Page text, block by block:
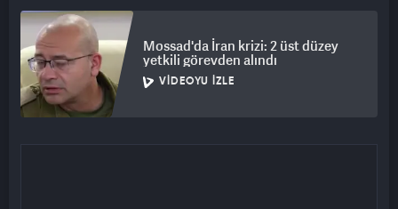
Mossad'da İran krizi: 2 üst düzey
yetkili görevden alındı
VIDEOYU İZLE